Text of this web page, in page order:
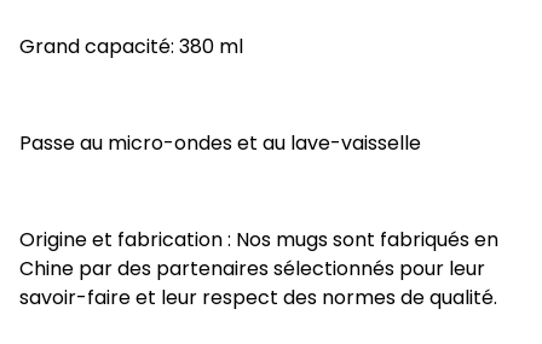
Grand capacité: 380 ml
Passe au micro-ondes et au lave-vaisselle
Origine et fabrication : Nos mugs sont fabriqués en
Chine par des partenaires sélectionnés pour leur
savoir-faire et leur respect des normes de qualité.